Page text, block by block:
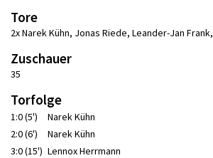
Tore
2x Narek Kühn, Jonas Riede, Leander-Jan Frank,
Zuschauer
35
Torfolge
1:0 (5')
Narek Kühn
2:0 (6')
Narek Kühn
3:0 (15') Lennox Herrmann